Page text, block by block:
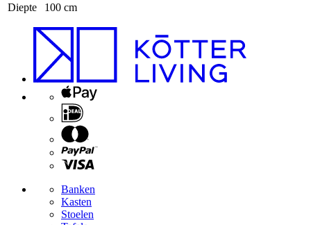
Diepte
100 cm
Banken
Kasten
Stoelen